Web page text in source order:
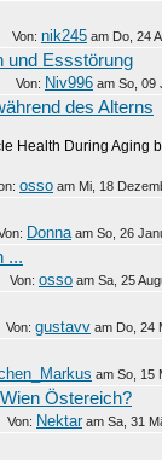
Von: nik245 am Do, 24
und Essstörung
Von: Niv996 am So, 09
des Alterns
Health During Aging
osso am Mi, 18
Donna am So, 26
...
Von: osso am Sa, 25
Von: gustavv am Do, 24
am So, 15
Östereich?
Von: Nektaram Sa, 31